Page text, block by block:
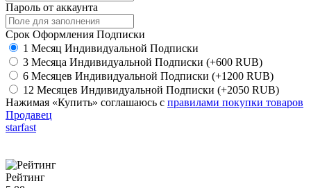
Пароль от аккаунта
Срок Оформления Подписки
1 Месяц Индивидуальной Подписки
3 Месяца Индивидуальной Подписки (+600 RUB)
6 Месяцев Индивидуальной Подписки (+1200 RUB)
12 Месяцев Индивидуальной Подписки (+2050 RUB)
Нажимая «Купить» соглашаюсь с правилами покупки товаров
Продавец
starfast
Рейтинг